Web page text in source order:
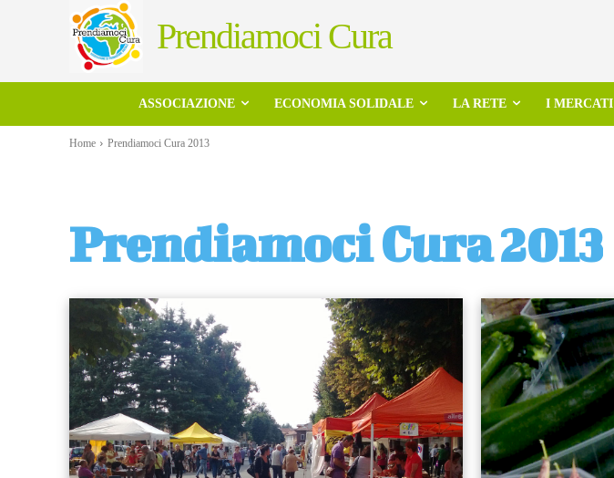
Prendiamoci Cura
ASSOCIAZIONE ECONOMIA SOLIDALE LA RETE I MERCATI
Home Prendiamoci Cura 2013
Prendiamoci Cura 2013